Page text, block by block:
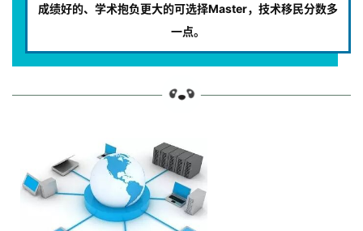
成绩好的、学术抱负更大的可选择Master，技术移民分数多
一点。